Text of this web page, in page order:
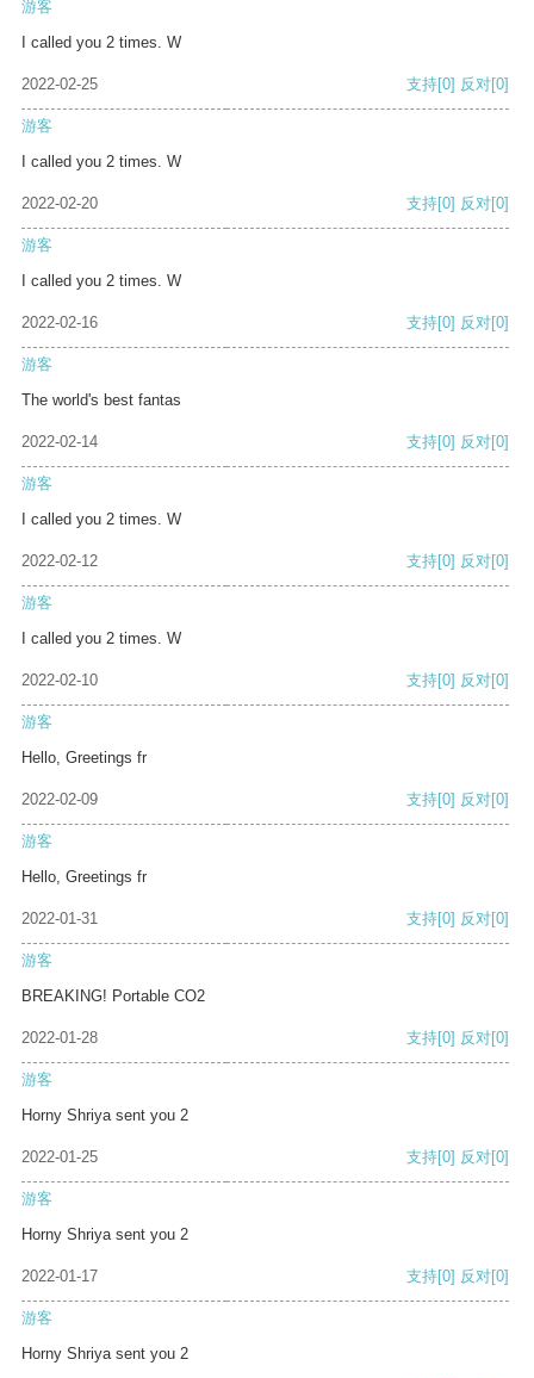
游客
I called you 2 times. W
2022-02-25 支持[0] 反对[0]
游客
I called you 2 times. W
2022-02-20 支持[0] 反对[0]
游客
I called you 2 times. W
2022-02-16 支持[0] 反对[0]
游客
The world's best fantas
2022-02-14 支持[0] 反对[0]
游客
I called you 2 times. W
2022-02-12 支持[0] 反对[0]
游客
I called you 2 times. W
2022-02-10 支持[0] 反对[0]
游客
Hello, Greetings fr
2022-02-09 支持[0] 反对[0]
游客
Hello, Greetings fr
2022-01-31 支持[0] 反对[0]
游客
BREAKING! Portable CO2
2022-01-28 支持[0] 反对[0]
游客
Horny Shriya sent you 2
2022-01-25 支持[0] 反对[0]
游客
Horny Shriya sent you 2
2022-01-17 支持[0] 反对[0]
游客
Horny Shriya sent you 2